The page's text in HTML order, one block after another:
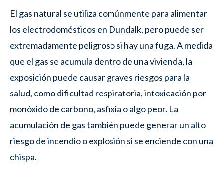
El gas natural se utiliza comúnmente para alimentar
los electrodomésticos en Dundalk, pero puede ser
extremadamente peligroso si hay una fuga. A medida
que el gas se acumula dentro de una vivienda, la
exposición puede causar graves riesgos para la
salud, como dificultad respiratoria, intoxicación por
monóxido de carbono, asfixia o algo peor. La
acumulación de gas también puede generar un alto
riesgo de incendio o explosión si se enciende con una
chispa.